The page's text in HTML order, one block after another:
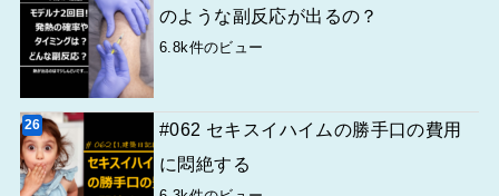
のような副反応が出るの？
6.8k件のビュー
#062 セキスイハイムの勝手口の費用
に悶絶する